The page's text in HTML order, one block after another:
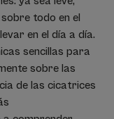
todo en el
en el día a día.
sencillas para
sobre las
de las cicatrices